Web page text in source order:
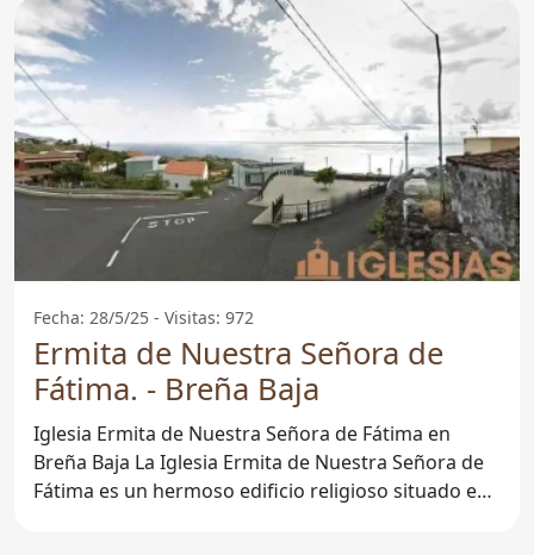
Fecha: 28/5/25 - Visitas: 972
Ermita de Nuestra Señora de
Fátima. - Breña Baja
Iglesia Ermita de Nuestra Señora de Fátima en
Breña Baja La Iglesia Ermita de Nuestra Señora de
Fátima es un hermoso edificio religioso situado en